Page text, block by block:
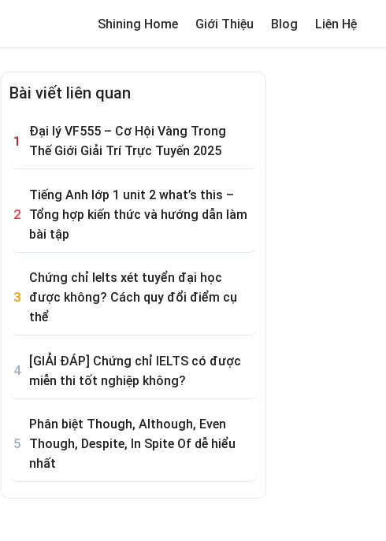
Shining Home Giới Thiệu Blog Liên Hệ
MemeReview trường cho bé
Bài viết liên quan
Đại lý VF555 – Cơ Hội Vàng Trong
Thế Giới Giải Trí Trực Tuyến 2025
Tiếng Anh lớp 1 unit 2 what’s this –
Tổng hợp kiến thức và hướng dẫn làm
bài tập
Chứng chỉ Ielts xét tuyển đại học
được không? Cách quy đổi điểm cụ
thể
[GIẢI ĐÁP] Chứng chỉ IELTS có được
miễn thi tốt nghiệp không?
Phân biệt Though, Although, Even
Though, Despite, In Spite Of dễ hiểu
nhất